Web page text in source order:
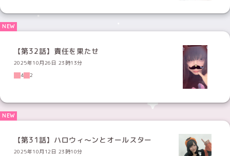
【第32話】責任を果たせ
2025年10月26日 23時13分
4
2
【第31話】ハロウィ〜ンとオールスター
2025年10月12日 23時10分